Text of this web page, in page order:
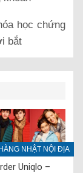
học chứng
bắt
NHẬT NỘI ĐỊA
Uniqlo –